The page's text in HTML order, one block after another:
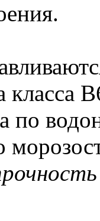
класса